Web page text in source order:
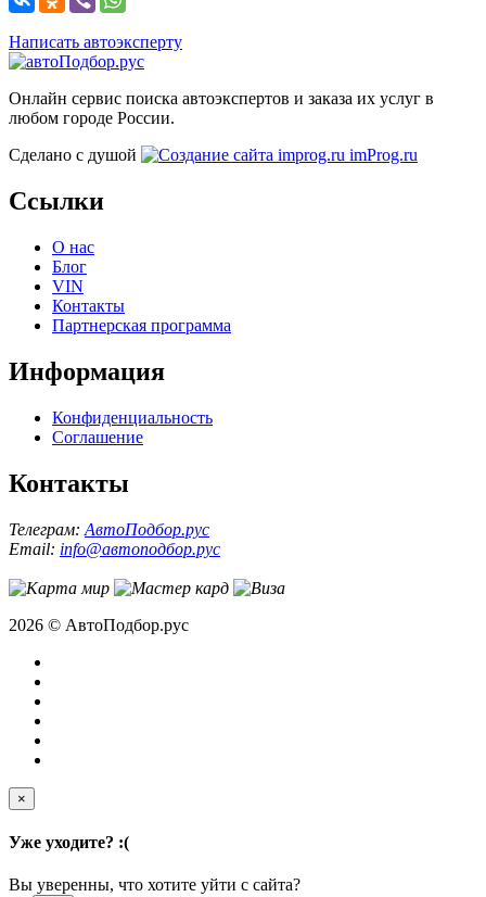
Написать автоэксперту
Онлайн сервис поиска автоэкспертов и заказа их услуг в
любом городе России.
Сделано с душой
imProg.ru
Ссылки
О нас
Блог
VIN
Контакты
Партнерская программа
Информация
Конфиденциальность
Соглашение
Контакты
Телеграм: АвтоПодбор.рус
Email: info@автоподбор.рус
2026 © АвтоПодбор.рус
×
Уже уходите? :(
Вы уверенны, что хотите уйти с сайта?